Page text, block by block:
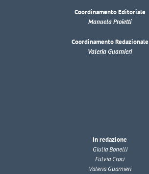
Coordinamento Editoriale
Manuela Proietti
Coordinamento Redazionale
Valeria Guarnieri
In redazione
Giulia Bonelli
Fulvia Croci
Valeria Guarnieri